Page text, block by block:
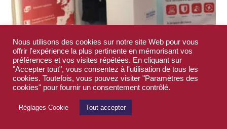
Rentrée dynamique pour les équipes Studec !
17 octobre 2019
Nous utilisons des cookies sur notre site Web pour vous
offrir l'expérience la plus pertinente en mémorisant vos
préférences et vos visites répétées. En cliquant sur
"Accepter tout", vous consentez à l'utilisation de tous les
cookies. Toutefois, vous pouvez visiter "Paramètres des
cookies" pour fournir un consentement contrôlé.
Réglages Cookie Tout accepter